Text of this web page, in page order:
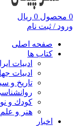
0 محصول 0 ریال
ورود / ثبت نام
صفحه اصلی
کتاب ها
ادبیات
ادبیات
تاریخ و
کودك و
هنر و علم
اخبار